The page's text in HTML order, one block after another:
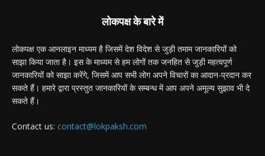
लोकपक्ष के बारे में
लोकपक्ष एक आनलाइन माध्यम है जिसमें देश विदेश से जुड़ी तमाम जानकारियों को
साझा किया जाता है। इस के माध्यम से हम लोगों तक जनहित से जुड़ी महत्वपूर्ण
जानकारियों को साझा करेंगे, जिसमें आप सभी लोग अपने विचारों का आदान-प्रदान कर
सकते हैं। हमारे द्वारा प्रस्तुत जानकारियों के सम्बन्ध में आप अपने अमूल्य सुझाव भी दे
सकते हैं।
Contact us: contact@lokpaksh.com